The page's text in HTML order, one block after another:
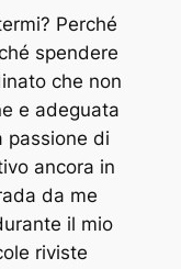
Perché
spendere
che non
e adeguata
passione di
ancora in
da me
il mio
riviste